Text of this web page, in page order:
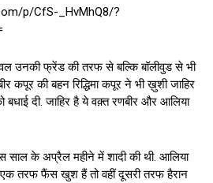
p/CfS-_HvMhQ8/?
उनकी फ्रेंड की तरफ से बल्कि बॉलीवुड से भी
कपूर की बहन रिद्धिमा कपूर ने भी ख़ुशी जाहिर
दी. जाहिर है ये वक़्त रणबीर और आलिया
साल के अप्रैल महीने में शादी की थी. आलिया
तरफ फैंस खुश हैं तो वहीं दूसरी तरफ हैरान